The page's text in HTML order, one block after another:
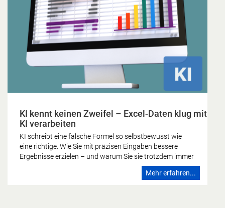
KI kennt keinen Zweifel – Excel-Daten klug mit
KI verarbeiten
KI schreibt eine falsche Formel so selbstbewusst wie
eine richtige. Wie Sie mit präzisen Eingaben bessere
Ergebnisse erzielen – und warum Sie sie trotzdem immer
gegenprüfen sollten. Die KI kennt keinen Zweifel Wer
schon einmal eine Formel falsch gebaut hat, kennt das
Mehr erfahren...